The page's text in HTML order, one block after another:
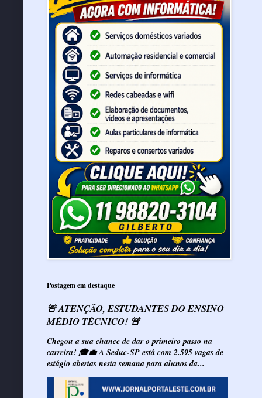
Postagem em destaque
🚨 ATENÇÃO, ESTUDANTES DO ENSINO
MÉDIO TÉCNICO! 🚨
Chegou a sua chance de dar o primeiro passo na
carreira! 🎓💼 A Seduc-SP está com 2.595 vagas de
estágio abertas nesta semana para alunos da...